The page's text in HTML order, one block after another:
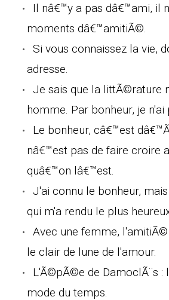
Il nâ€™y a pas dâ€™ami, il
moments dâ€™amitiÃ©.
Si vous connaissez la vie,
adresse.
Je sais que la littÃ©rature
homme. Par bonheur, je n'ai
Le bonheur, câ€™est
nâ€™est pas de faire croire
quâ€™on lâ€™est.
J'ai connu le bonheur,
qui m'a rendu le plus
Avec une femme,
le clair de lune de l'amour.
L'Ã©pÃ©e de DamoclÃ¨s :
mode du temps.